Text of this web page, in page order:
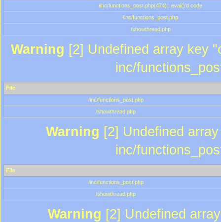
/inc/functions_post.php(474) : eval()'d code
/inc/functions_post.php
/showthread.php
Warning [2] Undefined array key
inc/
File
/inc/functions_post.php
/showthread.php
Warning [2] Undefined
inc/
File
/inc/functions_post.php
/showthread.php
Warning [2] Undefined